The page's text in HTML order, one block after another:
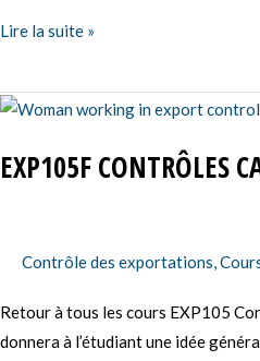
Lire la suite »
EXP105F CONTRÔLES
Contrôle des exportations
Retour à tous les cours EXP105
donnera à l’étudiant une idée
EXP105F
canadiens
(principes
base)